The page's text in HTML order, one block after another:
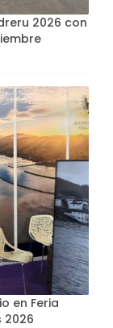
2026 con
en Feria
2026